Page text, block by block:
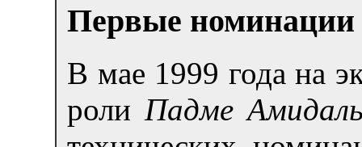
Первые номинации
В мае 1999 года на
ролиПадме